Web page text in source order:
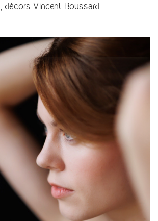
décors Vincent Boussard